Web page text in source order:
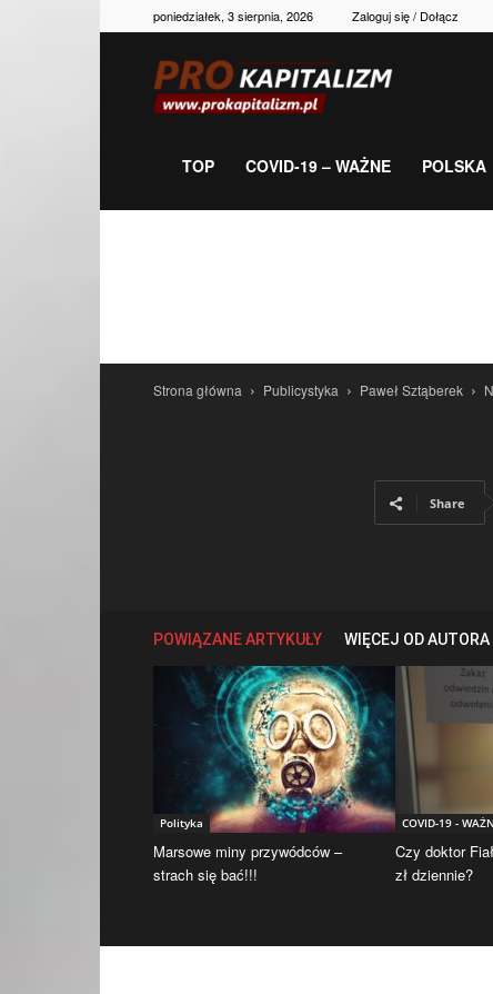
poniedziałek, 3 sierpnia, 2026 Zaloguj się / Dołącz
gospodarka,
TOP COVID-19 – WAŻNE POLSKA
Strona główna Publicystyka Paweł Sztąberek
Share
POWIĄZANE ARTYKUŁY WIĘCEJ OD AUTORA
Polityka
Marsowe miny przywódców –
strach się bać!!!
COVID-19 -
Czy doktor
zł dziennie?